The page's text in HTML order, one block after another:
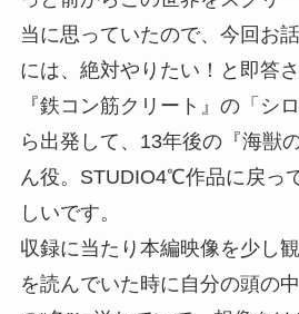
当に思っていたので、今回お
には、絶対やりたい！と即答
『鉄コン筋クリート』の「シ
ら出発して、13年後の『海獣
ん役。STUDIO4℃作品に戻っ
しいです。
収録に当たり本編映像を少し
を読んでいた時に自分の頭の